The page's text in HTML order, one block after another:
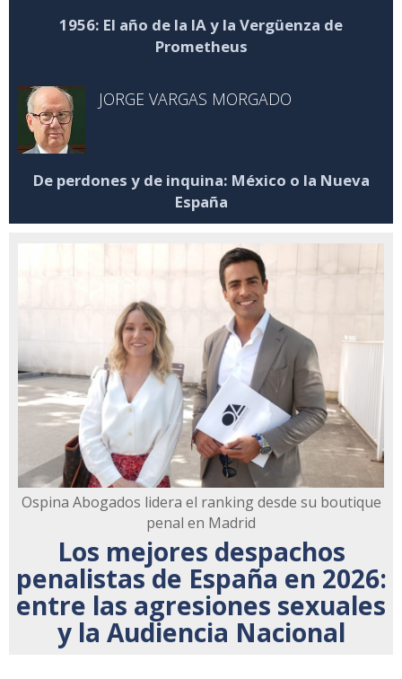
1956: El año de la IA y la Vergüenza de
Prometheus
JORGE VARGAS MORGADO
De perdones y de inquina: México o la Nueva
España
Ospina Abogados lidera el ranking desde su boutique
penal en Madrid
Los mejores despachos
penalistas de España en 2026:
entre las agresiones sexuales
y la Audiencia Nacional